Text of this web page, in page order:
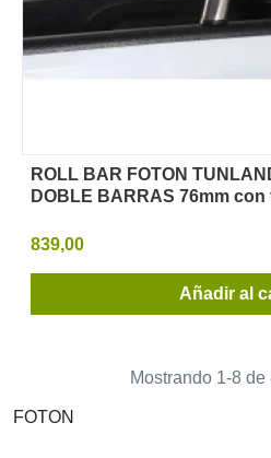
ROLL BAR FOTON
DOBLE BARRAS 76mm
839,00
Añadir al
Mostrando 1-8
FOTON